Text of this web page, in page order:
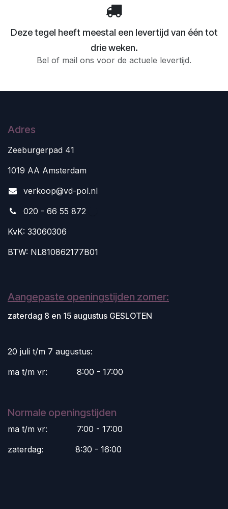
Deze tegel heeft meestal een levertijd van één tot
drie weken.
Bel of mail ons voor de actuele levertijd.
Adres
Zeeburgerpad 41
1019 AA Amsterdam
verkoop@vd-pol.nl
020 - 66 55 872
KvK: 33060306
BTW: NL810862177B01
Aangepaste openingstijden zomer:
zaterdag 8 en 15 augustus GESLOTEN
20 juli t/m 7 augustus:
ma t/m vr:
​8:00 - 17:00
Normale openingstijden
ma t/m vr:
​7:00 - 17:00
zaterdag:
​8:30 - 16:00